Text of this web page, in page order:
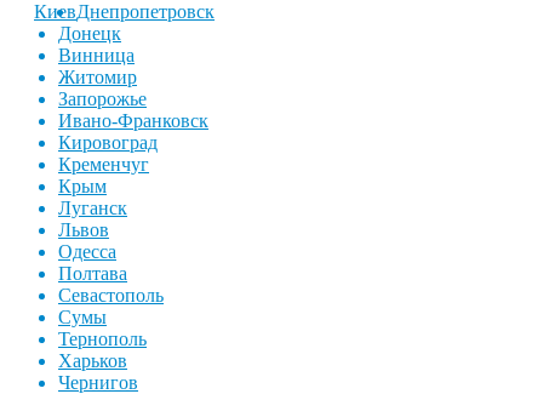
КиевДнепропетровск
Донецк
Винница
Житомир
Запорожье
Ивано-Франковск
Кировоград
Кременчуг
Крым
Луганск
Львов
Одесса
Полтава
Севастополь
Сумы
Тернополь
Харьков
Чернигов